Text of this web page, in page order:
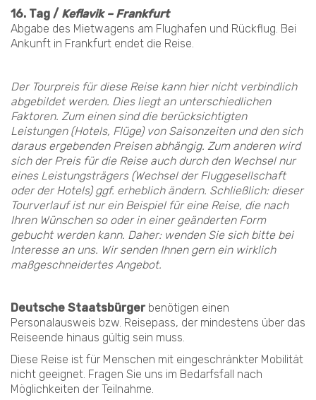
16. Tag / Keflavik – Frankfurt
Abgabe des Mietwagens am Flughafen und Rückflug. Bei
Ankunft in Frankfurt endet die Reise.
Der Tourpreis für diese Reise kann hier nicht verbindlich
abgebildet werden. Dies liegt an unterschiedlichen
Faktoren. Zum einen sind die berücksichtigten
Leistungen (Hotels, Flüge) von Saisonzeiten und den sich
daraus ergebenden Preisen abhängig. Zum anderen wird
sich der Preis für die Reise auch durch den Wechsel nur
eines Leistungsträgers (Wechsel der Fluggesellschaft
oder der Hotels) ggf. erheblich ändern. Schließlich: dieser
Tourverlauf ist nur ein Beispiel für eine Reise, die nach
Ihren Wünschen so oder in einer geänderten Form
gebucht werden kann. Daher: wenden Sie sich bitte bei
Interesse an uns. Wir senden Ihnen gern ein wirklich
maßgeschneidertes Angebot.
Deutsche Staatsbürger benötigen einen
Personalausweis bzw. Reisepass, der mindestens über das
Reiseende hinaus gültig sein muss.
Diese Reise ist für Menschen mit eingeschränkter Mobilität
nicht geeignet. Fragen Sie uns im Bedarfsfall nach
Möglichkeiten der Teilnahme.